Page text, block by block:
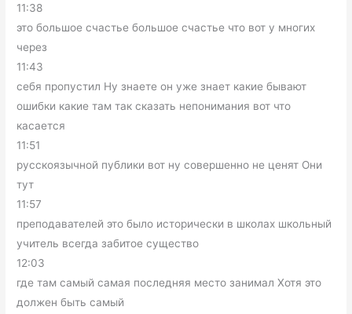
11:38
это большое счастье большое счастье что вот у многих
через
11:43
себя пропустил Ну знаете он уже знает какие бывают
ошибки какие там так сказать непонимания вот что
касается
11:51
русскоязычной публики вот ну совершенно не ценят Они
тут
11:57
преподавателей это было исторически в школах школьный
учитель всегда забитое существо
12:03
где там самый самая последняя место занимал Хотя это
должен быть самый